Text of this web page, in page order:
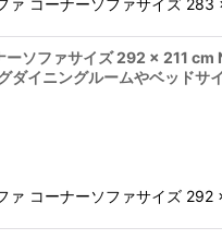
ソファサイズ 292 × 211
グダイニングルームやベッ
コーナーソファサイズ